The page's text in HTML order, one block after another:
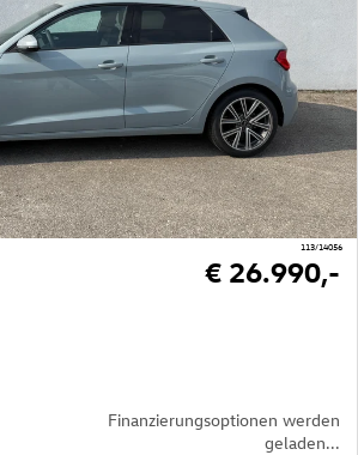
113/14056
Finanzierungsoptionen werden
geladen...
€ 26.990,-